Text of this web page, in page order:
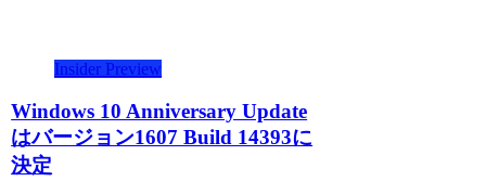
Insider Preview
Windows 10 Anniversary Update
はバージョン1607 Build 14393に
決定